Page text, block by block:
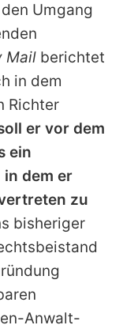
Umgang
Mail berichtet
in dem
Richter
er vor dem
ein
dem er
zu
bisheriger
Anwalt-